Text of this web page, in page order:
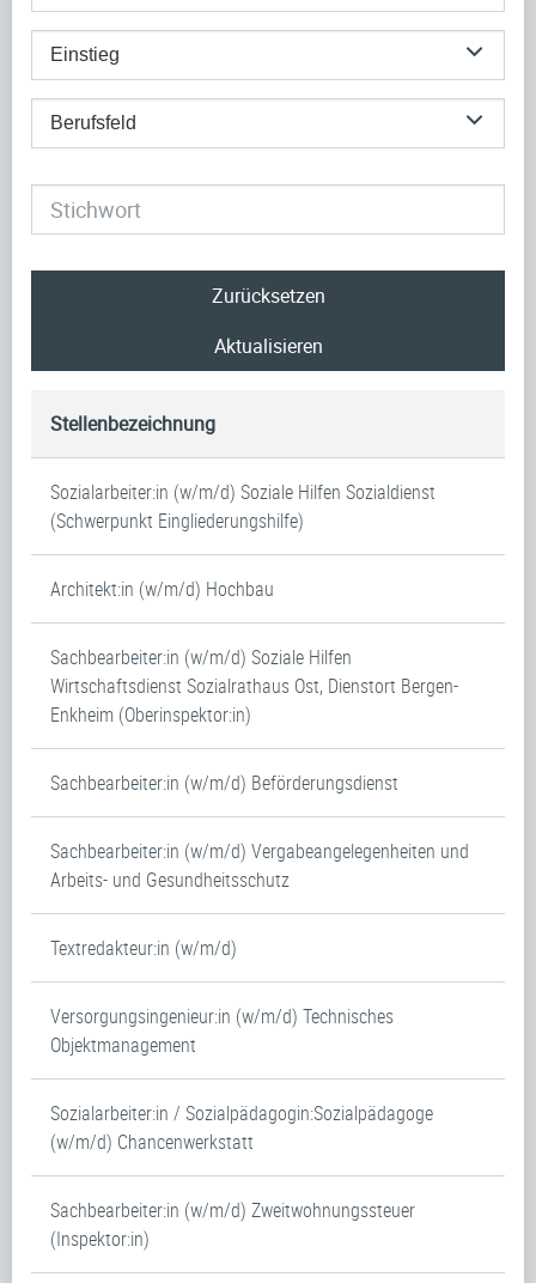
Einstieg
Berufsfeld
Zurücksetzen
Aktualisieren
Stellenbezeichnung
Sozialarbeiter:in (w/m/d) Soziale Hilfen Sozialdienst
(Schwerpunkt Eingliederungshilfe)
Architekt:in (w/m/d) Hochbau
Sachbearbeiter:in (w/m/d) Soziale Hilfen
Wirtschaftsdienst Sozialrathaus Ost, Dienstort Bergen-
Enkheim (Oberinspektor:in)
Sachbearbeiter:in (w/m/d) Beförderungsdienst
Sachbearbeiter:in (w/m/d) Vergabeangelegenheiten und
Arbeits- und Gesundheitsschutz
Textredakteur:in (w/m/d)
Versorgungsingenieur:in (w/m/d) Technisches
Objektmanagement
Sozialarbeiter:in / Sozialpädagogin:Sozialpädagoge
(w/m/d) Chancenwerkstatt
Sachbearbeiter:in (w/m/d) Zweitwohnungssteuer
(Inspektor:in)